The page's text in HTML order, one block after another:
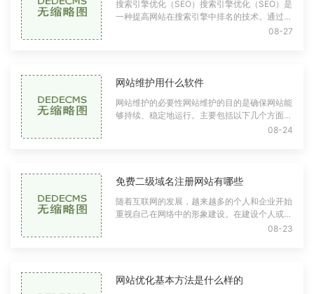
搜索引擎优化（SEO）搜索引擎优化（SEO）是
一种提高网站在搜索引擎中排名的技术。通过优
化网站结构、内容和外部链接，可以有效提升网
08-27
网站维护用什么软件
网站维护的必要性网站维护的目的是确保网站能
够持续、稳定地运行。主要包括以下几个方面性
能监控：及时了解网站的访问速度和负载情况。
08-24
免费二级域名注册网站有哪些
随着互联网的发展，越来越多的个人和企业开始
重视自己在网络中的形象建设。在建设个人或企
业网站时，一个好的域名是非常重要的，它能够
08-23
网站优化基本方法是什么样的